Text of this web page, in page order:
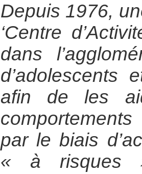
Depuis 1976,
‘Centre
dans
d’adolescents
afin de les
par le biais
« à risques